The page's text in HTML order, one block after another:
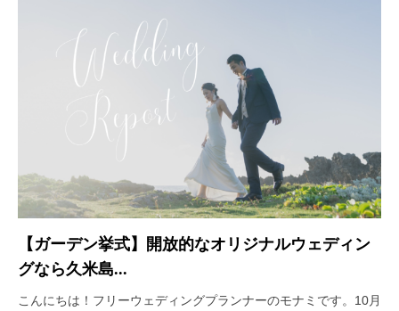
【ガーデン挙式】開放的なオリジナルウェディン
グなら久米島...
こんにちは！フリーウェディングプランナーのモナミです。10月